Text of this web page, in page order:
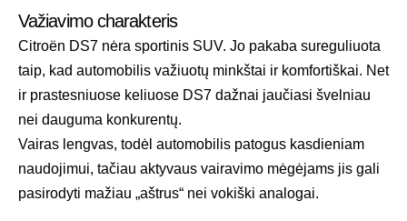
Važiavimo charakteris
Citroën DS7 nėra sportinis SUV. Jo pakaba sureguliuota
taip, kad automobilis važiuotų minkštai ir komfortiškai. Net
ir prastesniuose keliuose DS7 dažnai jaučiasi švelniau
nei dauguma konkurentų.
Vairas lengvas, todėl automobilis patogus kasdieniam
naudojimui, tačiau aktyvaus vairavimo mėgėjams jis gali
pasirodyti mažiau „aštrus“ nei vokiški analogai.